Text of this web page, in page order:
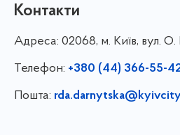
Контакти
Адреса: 02068, м. Київ, вул. О.
Телефон: +380 (44) 366-55-
Пошта: